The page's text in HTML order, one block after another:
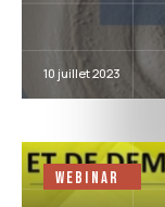
10 juillet 2023
Webinar